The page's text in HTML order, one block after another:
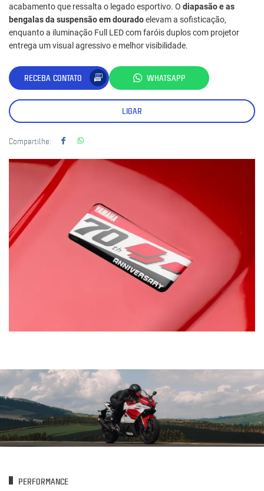
acabamento que ressalta o legado esportivo. O diapasão e as
bengalas da suspensão em douradoelevam a sofisticação,
enquanto a iluminação Full LED com faróis duplos com projetor
entrega um visual agressivo e melhor visibilidade.
RECEBA CONTATO WHATSAPP
LIGAR
Compartilhe:
PERFORMANCE